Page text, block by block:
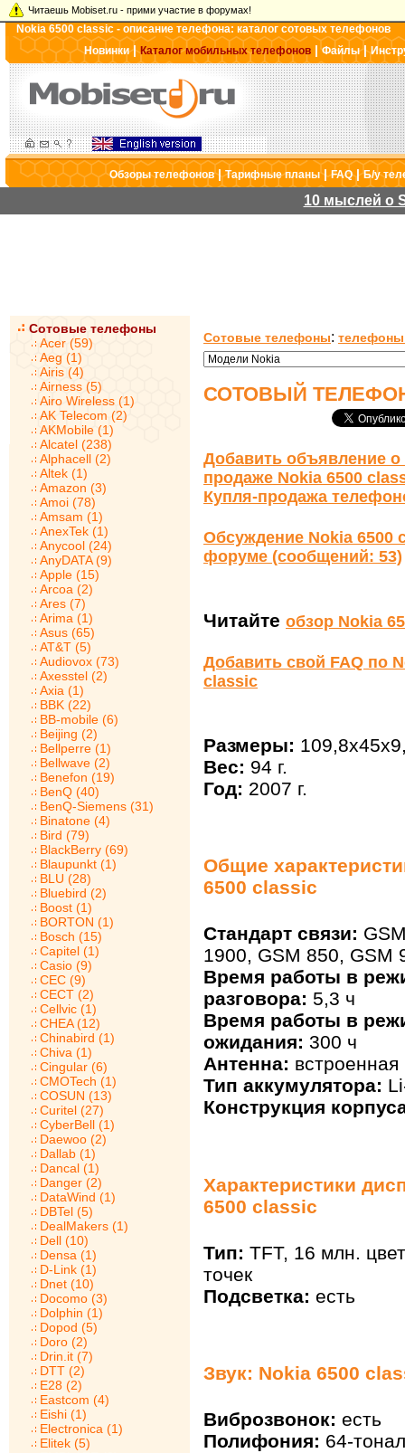
Читаешь Mobiset.ru - прими участие в форумах!
Nokia 6500 classic - описание телефона: каталог сотовых телефонов
Новинки|Каталог мобильных телефонов |Файлы|
Обзоры телефонов|Тарифные планы|FAQ|Б/у
10 мыслей о
Сотовые телефоны
Acer (59)
Aeg (1)
Airis (4)
Airness (5)
Airo Wireless (1)
AK Telecom (2)
AKMobile (1)
Alcatel (238)
Alphacell (2)
Altek (1)
Amazon (3)
Amoi (78)
Amsam (1)
AnexTek (1)
Anycool (24)
AnyDATA (9)
Apple (15)
Arcoa (2)
Ares (7)
Arima (1)
Asus (65)
AT&T (5)
Audiovox (73)
Axesstel (2)
Axia (1)
BBK (22)
BB-mobile (6)
Beijing (2)
Bellperre (1)
Bellwave (2)
Benefon (19)
BenQ (40)
BenQ-Siemens (31)
Binatone (4)
Bird (79)
BlackBerry (69)
Blaupunkt (1)
BLU (28)
Bluebird (2)
Boost (1)
BORTON (1)
Bosch (15)
Capitel (1)
Casio (9)
CEC (9)
CECT (2)
Cellvic (1)
CHEA (12)
Chinabird (1)
Chiva (1)
Cingular (6)
CMOTech (1)
COSUN (13)
Curitel (27)
CyberBell (1)
Daewoo (2)
Dallab (1)
Dancal (1)
Danger (2)
DataWind (1)
DBTel (5)
DealMakers (1)
Dell (10)
Densa (1)
D-Link (1)
Dnet (10)
Docomo (3)
Dolphin (1)
Dopod (5)
Doro (2)
Drin.it (7)
DTT (2)
E28 (2)
Eastcom (4)
Eishi (1)
Electronica (1)
Elitek (5)
Сотовые телефоны:
СОТОВЫЙ ТЕЛЕФОН
Добавить объявление о
продаже Nokia 6500
Купля-продажа
Обсуждение Nokia 6500
форуме (сообщений: 53)
Читайте обзор Nokia
Добавить свой FAQ по
classic
Размеры:
Вес: 94 г.
Год: 2007 г.
Общие
6500 classic
Стандарт связи:
1900, GSM 850, GSM
Время работы в
разговора: 5,3 ч
Время работы в
ожидания: 300 ч
Антенна: встроенная
Тип аккумулятора:
Конструкция
Характеристики
6500 classic
Тип: TFT, 16 млн.
точек
Подсветка: есть
Звук: Nokia 6500
Виброзвонок: есть
Полифония: 64-